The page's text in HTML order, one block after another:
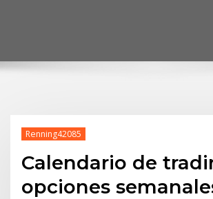
Renning42085
Calendario de
opciones